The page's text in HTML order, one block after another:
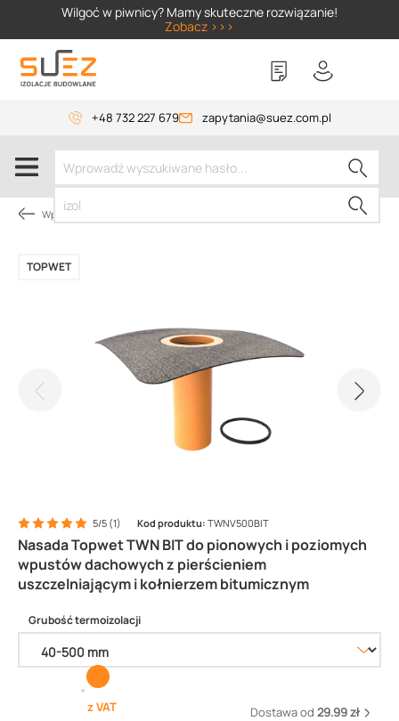
Wilgoć w piwnicy? Mamy skuteczne rozwiązanie!
Zobacz >>>
+48 732 227 679 zapytania@suez.com.pl
Wpusty i akcesoria
Nasada Topwet TWN BIT do pionowych i poziomych
wpustów dachowych z pierścieniem
uszczelniającym i kołnierzem bitumicznym
TOPWET
5/5 (1) Kod produktu: TWNV500BIT
Grubość termoizolacji
z VAT Dostawa od 29.99 zł